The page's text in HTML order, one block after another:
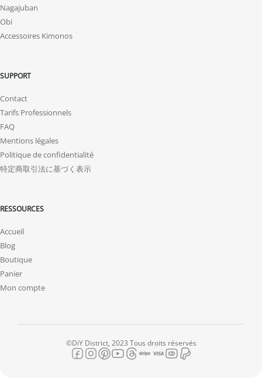
Nagajuban
Obi
Accessoires Kimonos
SUPPORT
Contact
Tarifs Professionnels
FAQ
Mentions légales
Politique de confidentialité
特定商取引法に基づく表示
RESSOURCES
Accueil
Blog
Boutique
Panier
Mon compte
©DiY District, 2023 Tous droits réservés